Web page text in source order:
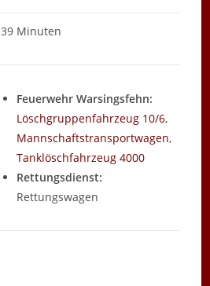
39 Minuten
Feuerwehr Warsingsfehn:
Löschgruppenfahrzeug 10/6,
Mannschaftstransportwagen,
Tanklöschfahrzeug 4000
Rettungsdienst:
Rettungswagen